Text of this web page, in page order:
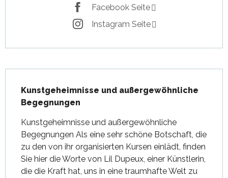
Facebook Seite
Instagram Seite
Kunstgeheimnisse und außergewöhnliche
Begegnungen
Kunstgeheimnisse und außergewöhnliche
Begegnungen Als eine sehr schöne Botschaft, die
zu den von ihr organisierten Kursen einlädt, finden
Sie hier die Worte von Lil Dupeux, einer Künstlerin,
die die Kraft hat, uns in eine traumhafte Welt zu